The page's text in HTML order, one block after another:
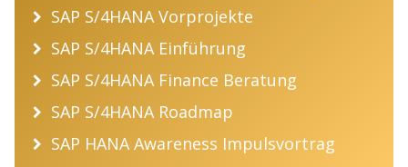
SAP S/4HANA Vorprojekte
SAP S/4HANA Einführung
SAP S/4HANA Finance Beratung
SAP S/4HANA Roadmap
SAP HANA Awareness Impulsvortrag